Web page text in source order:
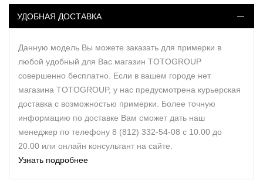
УДОБНАЯ ДОСТАВКА
Данную модель Вы можете заказать для примерки в
любой удобный для Вас магазин TOTOGROUP
совершенно бесплатно. Если в вашем городе нет
магазина TOTOGROUP, у нас предусмотрена курьерская
доставка с возможностью примерки. Более точную
информацию по доставке Вам сможет дать наш
менеджер по телефону 8 (812) 332-54-08 с 10.00 до
20.00 или онлайн консультант на сайте.
Узнать подробнее